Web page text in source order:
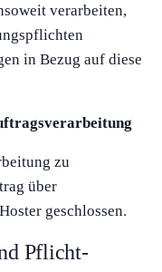
verarbeiten,
in Bezug auf diese
zu
über
geschlossen.
Pflicht­